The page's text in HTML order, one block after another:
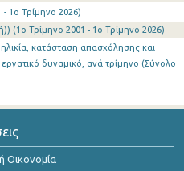
- 1o Τρίμηνο 2026)
(1o Τρίμηνο 2001 - 1o Τρίμηνο 2026)
κατάσταση απασχόλησης και
δυναμικό, ανά τρίμηνο (Σύνολο
Οικονομία